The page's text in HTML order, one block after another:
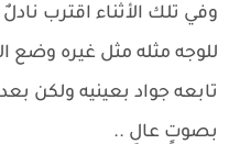
وفي تلك الأثناء اقترب
للوجه مثله مثل غيره وضع
تابعه جواد بعينيه ولكن
بصوتٍ عالٍ ..